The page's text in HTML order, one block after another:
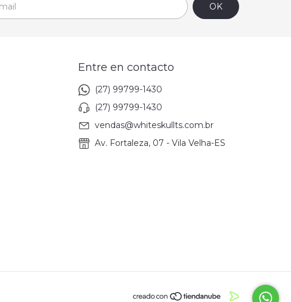
Entre en contacto
(27) 99799-1430
(27) 99799-1430
vendas@whiteskullts.com.br
Av. Fortaleza, 07 - Vila Velha-ES